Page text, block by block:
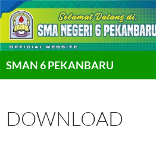
Langsung
ke
SMAN 6 PEKANBARU
DOWNLOAD